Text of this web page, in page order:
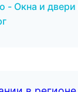
- Окна и двери